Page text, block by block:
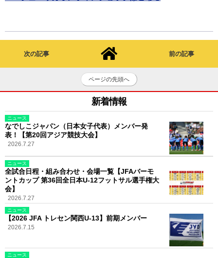
次の記事 前の記事
ページの先頭へ
新着情報
ニュース
なでしこジャパン（日本女子代表）メンバー発
表！【第20回アジア競技大会】
2026.7.27
ニュース
全試合日程・組み合わせ・会場一覧【JFAバーモ
ントカップ 第36回全日本U-12フットサル選手権大
会】
2026.7.27
ニュース
【2026 JFA トレセン関西U-13】前期メンバー
2026.7.15
ニュース